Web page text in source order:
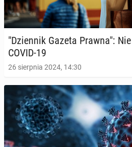
"Dzien­nik Gazeta Prawna":
COVID-19
26 sierpnia 2024, 14:30